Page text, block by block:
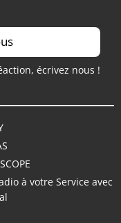
écrivez nous !
à votre Service avec